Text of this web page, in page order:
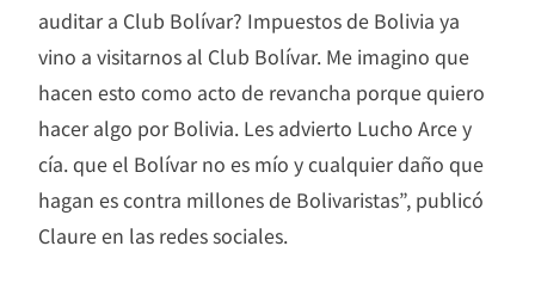
auditar a Club Bolívar? Impuestos de Bolivia ya
vino a visitarnos al Club Bolívar. Me imagino que
hacen esto como acto de revancha porque quiero
hacer algo por Bolivia. Les advierto Lucho Arce y
cía. que el Bolívar no es mío y cualquier daño que
hagan es contra millones de Bolivaristas”, publicó
Claure en las redes sociales.